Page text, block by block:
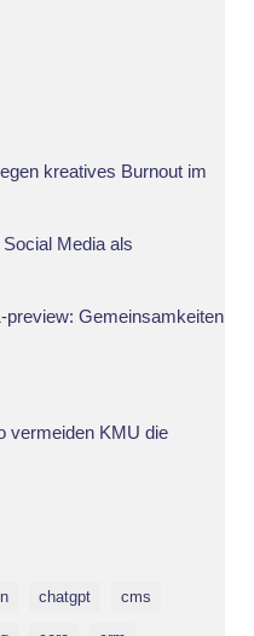
kreatives Burnout im
Social Media als
preview: Gemeinsamkeiten
vermeiden KMU die
chatgpt cms